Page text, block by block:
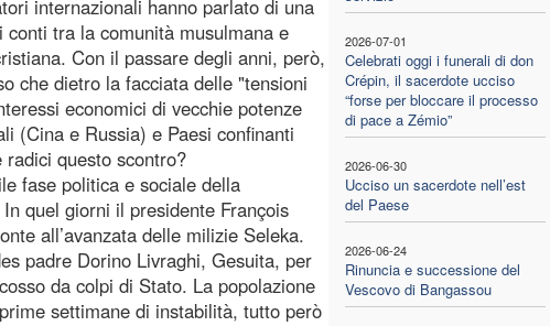
2026-07-01
Celebrati oggi i funerali di don
Crépin, il sacerdote ucciso
“forse per bloccare il processo
di pace a Zémio”
2026-06-30
Ucciso un sacerdote nell’est
del Paese
2026-06-24
Rinuncia e successione del
Vescovo di Bangassou
internazionali hanno parlato di una
conti tra la comunità musulmana e
Con il passare degli anni, però,
che dietro la facciata delle "tensioni
economici di vecchie potenze
(Cina e Russia) e Paesi confinanti
questo scontro?
fase politica e sociale della
quel giorni il presidente François
all’avanzata delle milizie Seleka.
padre Dorino Livraghi, Gesuita, per
da colpi di Stato. La popolazione
settimane di instabilità, tutto però